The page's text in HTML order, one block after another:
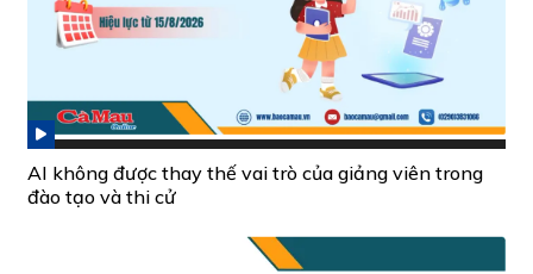
AI không được thay thế vai trò của giảng viên trong
đào tạo và thi cử